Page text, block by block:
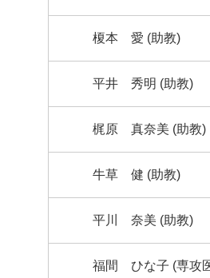
榎本 愛 (助教)
平井 秀明 (助教)
梶原 真奈美 (助教)
牛草 健 (助教)
平川 奈美 (助教)
福間 ひな子 (専攻